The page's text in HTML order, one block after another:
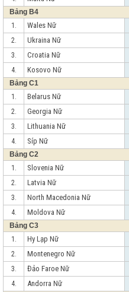
Bảng B4
1.
Wales Nữ
2.
Ukraina Nữ
3.
Croatia Nữ
4.
Kosovo Nữ
Bảng C1
1.
Belarus Nữ
2.
Georgia Nữ
3.
Lithuania Nữ
4.
Síp Nữ
Bảng C2
1.
Slovenia Nữ
2.
Latvia Nữ
3.
North Macedonia Nữ
4.
Moldova Nữ
Bảng C3
1.
Hy Lạp Nữ
2.
Montenegro Nữ
3.
Đảo Faroe Nữ
4.
Andorra Nữ